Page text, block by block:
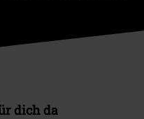
dich da